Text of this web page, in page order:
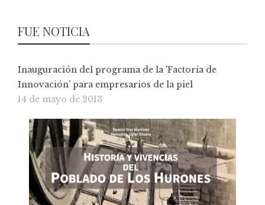
FUE NOTICIA
Inauguración del programa de la 'Factoría de
Innovación' para empresarios de la piel
14 de mayo de 2013